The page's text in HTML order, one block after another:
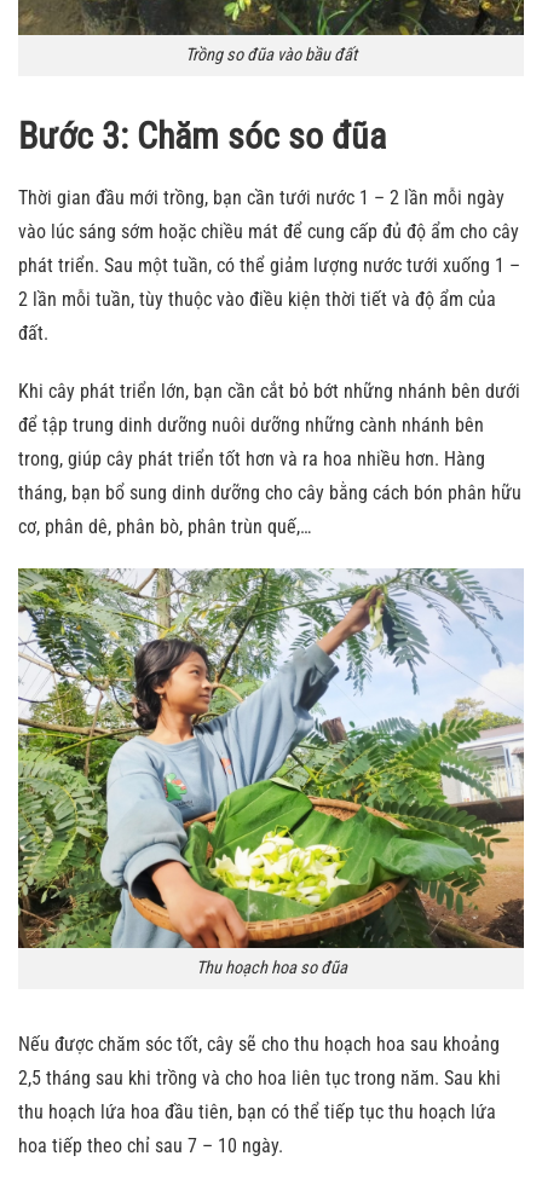
Trồng so đũa vào bầu đất
Bước 3: Chăm sóc so đũa
Thời gian đầu mới trồng, bạn cần tưới nước 1 – 2 lần mỗi ngày
vào lúc sáng sớm hoặc chiều mát để cung cấp đủ độ ẩm cho cây
phát triển. Sau một tuần, có thể giảm lượng nước tưới xuống 1 –
2 lần mỗi tuần, tùy thuộc vào điều kiện thời tiết và độ ẩm của
đất.
Khi cây phát triển lớn, bạn cần cắt bỏ bớt những nhánh bên dưới
để tập trung dinh dưỡng nuôi dưỡng những cành nhánh bên
trong, giúp cây phát triển tốt hơn và ra hoa nhiều hơn. Hàng
tháng, bạn bổ sung dinh dưỡng cho cây bằng cách bón phân hữu
cơ, phân dê, phân bò, phân trùn quế,…
Thu hoạch hoa so đũa
Nếu được chăm sóc tốt, cây sẽ cho thu hoạch hoa sau khoảng
2,5 tháng sau khi trồng và cho hoa liên tục trong năm. Sau khi
thu hoạch lứa hoa đầu tiên, bạn có thể tiếp tục thu hoạch lứa
hoa tiếp theo chỉ sau 7 – 10 ngày.